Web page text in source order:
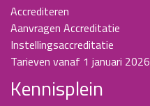
Accrediteren
Aanvragen Accreditatie
Instellingsaccreditatie
Tarieven vanaf 1 januari 2026
Kennisplein